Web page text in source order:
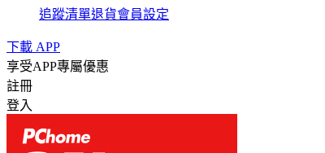
追蹤清單退貨會員設定
下載 APP
享受APP專屬優惠
註冊
登入